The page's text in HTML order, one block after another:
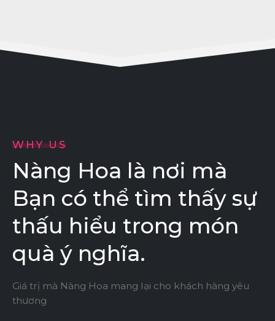
WHY US
Nàng Hoa là nơi mà
Bạn có thể tìm thấy sự
thấu hiểu trong món
quà ý nghĩa.
Giá trị mà Nàng Hoa mang lại cho khách hàng yêu
thương